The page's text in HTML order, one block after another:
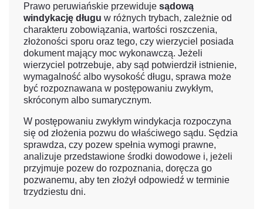
Prawo peruwiańskie przewiduje sądową
windykację długu w różnych trybach, zależnie od
charakteru zobowiązania, wartości roszczenia,
złożoności sporu oraz tego, czy wierzyciel posiada
dokument mający moc wykonawczą. Jeżeli
wierzyciel potrzebuje, aby sąd potwierdził istnienie,
wymagalność albo wysokość długu, sprawa może
być rozpoznawana w postępowaniu zwykłym,
skróconym albo sumarycznym.
W postępowaniu zwykłym windykacja rozpoczyna
się od złożenia pozwu do właściwego sądu. Sędzia
sprawdza, czy pozew spełnia wymogi prawne,
analizuje przedstawione środki dowodowe i, jeżeli
przyjmuje pozew do rozpoznania, doręcza go
pozwanemu, aby ten złożył odpowiedź w terminie
trzydziestu dni.